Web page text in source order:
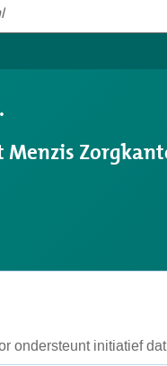
ondersteunt initiatief